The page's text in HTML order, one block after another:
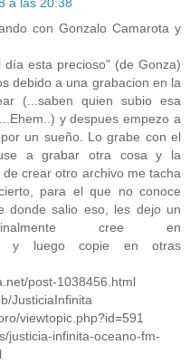
a las 20:38
con Gonzalo Camarota y
esta precioso" (de Gonza)
debido a una grabacion en la
(...saben quien subio esa
y despues empezo a
un sueño. Lo grabe con el
a grabar otra cosa y la
crear otro archivo me tacha
para el que no conoce
donde salio eso, les dejo un
cree en
y luego copie en otras
post-1038456.html
JusticiaInfinita
viewtopic.php?id=591
justicia-infinita-oceano-fm-